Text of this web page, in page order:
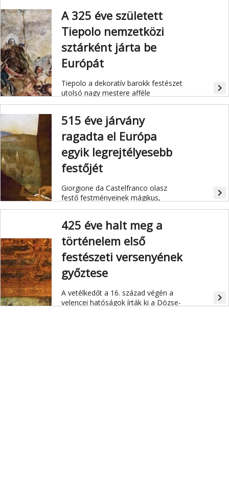
legismertebb műve.
A 325 éve született
Tiepolo nemzetközi
sztárként járta be
Európát
Tiepolo a dekoratív barokk festészet
utolsó nagy mestere afféle
"nemzetközi sztárnak" számított.
navigate_next
515 éve járvány
ragadta el Európa
egyik legrejtélyesebb
festőjét
Giorgione da Castelfranco olasz
festő festményeinek mágikus,
megfejthetetlen ragyogása van.
navigate_next
425 éve halt meg a
történelem első
festészeti versenyének
győztese
A vetélkedőt a 16. század végén a
velencei hatóságok írták ki a Dózse-
navigate_next